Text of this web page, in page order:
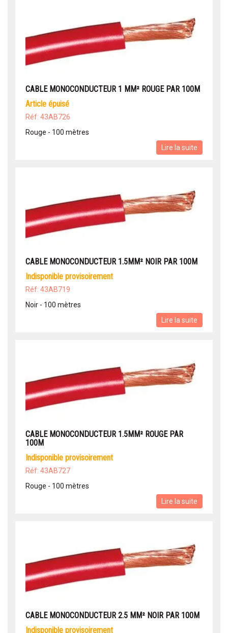
CABLE MONOCONDUCTEUR 1 MM² ROUGE PAR 100M
article épuisé
Réf: 43AB726
Rouge - 100 mètres
Lire la suite
CABLE MONOCONDUCTEUR 1.5MM² NOIR PAR 100M
indisponible provisoirement
Réf: 43AB719
Noir - 100 mètres
Lire la suite
CABLE MONOCONDUCTEUR 1.5MM² ROUGE PAR
100M
indisponible provisoirement
Réf: 43AB727
Rouge - 100 mètres
Lire la suite
CABLE MONOCONDUCTEUR 2.5 MM² NOIR PAR 100M
indisponible provisoirement